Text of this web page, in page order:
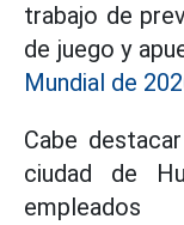
trabajo de
de juego y
Mundial de
Cabe
ciudad de